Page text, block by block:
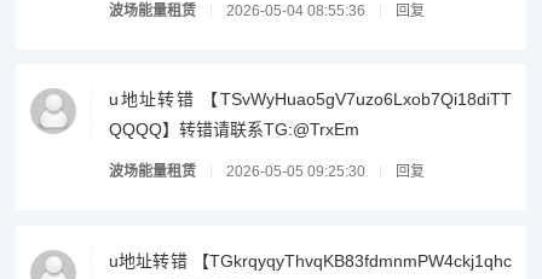
波场能量租赁 2026-05-04 08:55:36 回复
u地址转错 【TSvWyHuao5gV7uzo6Lxob7Qi18diTT
QQQQ】转错请联系TG:@TrxEm
波场能量租赁 2026-05-05 09:25:30 回复
u地址转错 【TGkrqyqyThvqKB83fdmnmPW4ckj1qhc